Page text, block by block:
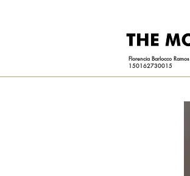
Florencia Barlocco Ramos
150162730015